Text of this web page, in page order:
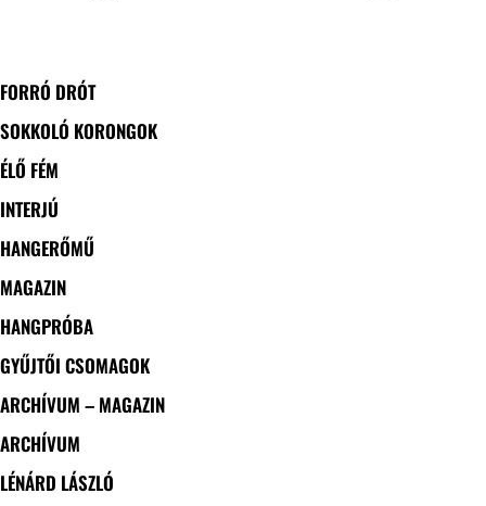
FORRÓ DRÓT
SOKKOLÓ KORONGOK
ÉLŐ FÉM
INTERJÚ
HANGERŐMŰ
MAGAZIN
HANGPRÓBA
GYŰJTŐI CSOMAGOK
ARCHÍVUM – MAGAZIN
ARCHÍVUM
LÉNÁRD LÁSZLÓ